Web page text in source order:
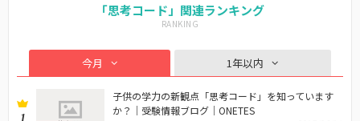
「思考コード」関連ランキング
今月 1年以内
1
子供の学力の新観点「思考コード」を知っています
か？｜受験情報ブログ｜ONETES